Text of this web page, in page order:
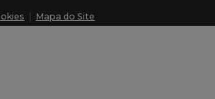
Mapa do Site